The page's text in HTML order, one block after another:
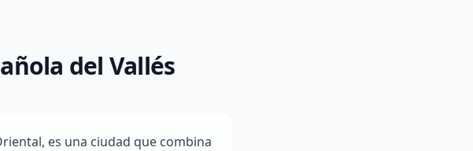
del Vallés
es una ciudad que combina